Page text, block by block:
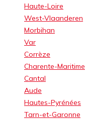
Haute-Loire
West-Vlaanderen
Morbihan
Var
Corrèze
Charente-Maritime
Cantal
Aude
Hautes-Pyrénées
Tarn-et-Garonne